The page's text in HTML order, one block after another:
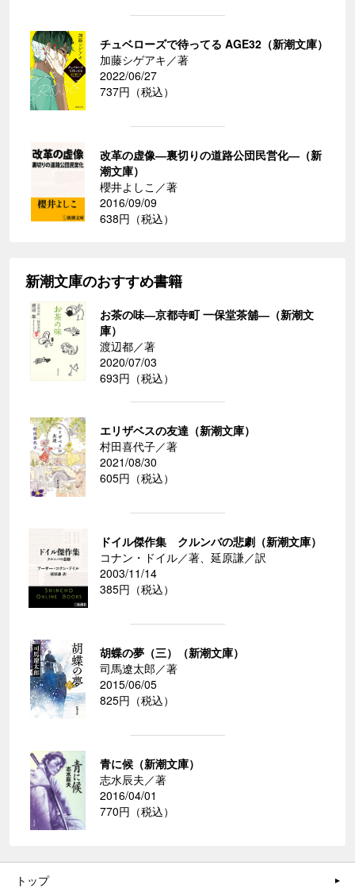
チュベローズで待ってる AGE32（新潮文庫）
加藤シゲアキ／著
2022/06/27
737円（税込）
改革の虚像―裏切りの道路公団民営化―（新
潮文庫）
櫻井よしこ／著
2016/09/09
638円（税込）
新潮文庫のおすすめ書籍
お茶の味―京都寺町 一保堂茶舖―（新潮文
庫）
渡辺都／著
2020/07/03
693円（税込）
エリザベスの友達（新潮文庫）
村田喜代子／著
2021/08/30
605円（税込）
ドイル傑作集 クルンバの悲劇（新潮文庫）
コナン・ドイル／著、延原謙／訳
2003/11/14
385円（税込）
胡蝶の夢（三）（新潮文庫）
司馬遼太郎／著
2015/06/05
825円（税込）
青に候（新潮文庫）
志水辰夫／著
2016/04/01
770円（税込）
トップ